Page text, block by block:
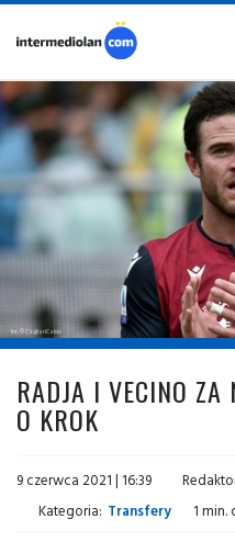
fot. © CagliariCalcio
RADJA I VECINO ZA
O KROK
9 czerwca 2021 | 16:39
Kategoria: Transfery 1 min.